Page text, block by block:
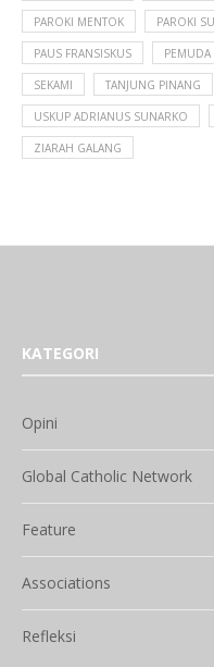
PAROKI MENTOK PAROKI
PAUS FRANSISKUS PEMUDA
SEKAMI TANJUNG PINANG
USKUP ADRIANUS SUNARKO
ZIARAH GALANG
KATEGORI
Opini
Global Catholic Network
Feature
Associations
Refleksi